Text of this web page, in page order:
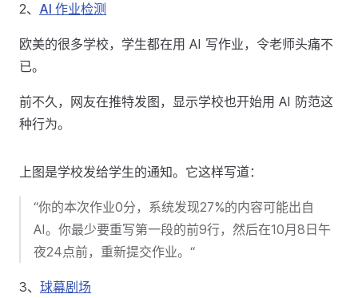
2、 AI 作业检测
欧美的很多学校，学生都在用 AI 写作业，令老师头痛不
已。
前不久，网友在推特发图，显示学校也开始用 AI 防范这
种行为。
上图是学校发给学生的通知。它这样写道：
“你的本次作业0分，系统发现27%的内容可能出自
AI。你最少要重写第一段的前9行，然后在10月8日午
夜24点前，重新提交作业。“
3、 球幕剧场